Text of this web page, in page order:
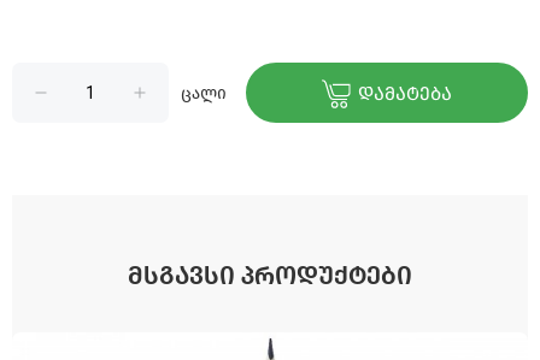
ცალი ᲓᲐᲛᲐᲢᲔᲑᲐ
ᲛᲡᲒᲐᲕᲡᲘ ᲞᲠᲝᲓᲣᲥᲢᲔᲑᲘ